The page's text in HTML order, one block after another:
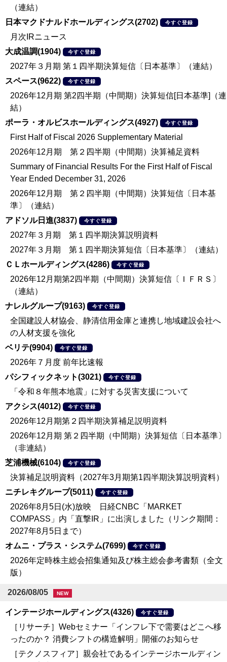
（連結）
日本マクドナルドホールディングス(2702)
今すぐ登録
月次IRニュース
大成温調(1904)
今すぐ登録
2027年３月期 第１四半期決算短信〔日本基準〕（連結）
スペース(9622)
今すぐ登録
2026年12月期 第2四半期（中間期）決算短信[日本基準]（連
結）
ポーラ・オルビスホールディングス(4927)
今すぐ登録
First Half of Fiscal 2026 Supplementary Material
2026年12月期 第２四半期（中間期）決算補足資料
Summary of Financial Results For the First Half of Fiscal
Year Ended December 31, 2026
2026年12月期 第２四半期（中間期）決算短信〔日本基
準〕（連結）
アドソル日進(3837)
今すぐ登録
2027年３月期 第１四半期決算説明資料
2027年３月期 第１四半期決算短信〔日本基準〕（連結）
ＣＬホールディングス(4286)
今すぐ登録
2026年12月期第2四半期（中間期）決算短信〔ＩＦＲＳ〕
（連結）
ナレルグループ(9163)
今すぐ登録
全国建設人材協会、静清信用金庫と連携し地域建設会社へ
の人材支援を強化
ベリテ(9904)
今すぐ登録
2026年７月度 前年比速報
パシフィックネット(3021)
今すぐ登録
「令和８年熊本地震」に対する災害支援について
アクシス(4012)
今すぐ登録
2026年12月期第２四半期決算補足説明資料
2026年12月期 第２四半期（中間期）決算短信〔日本基準〕
（非連結）
芝浦機械(6104)
今すぐ登録
決算補足説明資料（2027年3月期第1四半期決算説明資料）
ニチレキグループ(5011)
今すぐ登録
2026年8月5日(水)放映 日経CNBC「MARKET
COMPASS」内「直撃IR」に出演しました（リンク期間：
2027年8月5日まで）
オムニ・プラス・システム(7699)
今すぐ登録
2026年定時株主総会招集通知及び株主総会参考書類（全文
版）
2026/08/05 NEW
インテージホールディングス(4326) 今すぐ登録
［リサーチ］Webセミナー「インフレ下で需要はどこへ移
ったのか？ 消費シフトの構造解明」開催のお知らせ
［テクノスフィア］親会社であるインテージホールディン